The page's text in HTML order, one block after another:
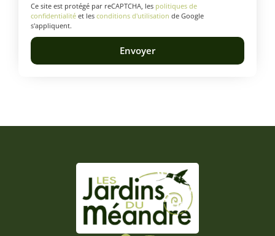
Ce site est protégé par reCAPTCHA, les politiques de
confidentialité et les conditions d'utilisation de Google
s'appliquent.
Envoyer